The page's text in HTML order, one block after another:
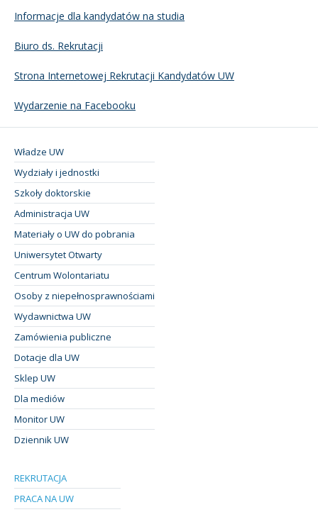
Informacje dla kandydatów na studia
Biuro ds. Rekrutacji
Strona Internetowej Rekrutacji Kandydatów UW
Wydarzenie na Facebooku
Władze UW
Wydziały i jednostki
Szkoły doktorskie
Administracja UW
Materiały o UW do pobrania
Uniwersytet Otwarty
Centrum Wolontariatu
Osoby z niepełnosprawnościami
Wydawnictwa UW
Zamówienia publiczne
Dotacje dla UW
Sklep UW
Dla mediów
Monitor UW
Dziennik UW
REKRUTACJA
PRACA NA UW